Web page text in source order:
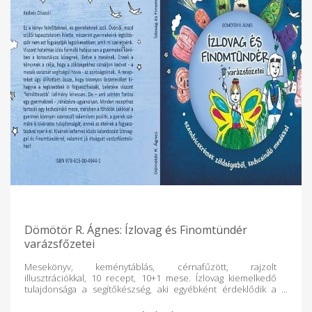
Dömötör R. Ágnes: Ízlovag és Finomtündér
varázsfőzetei
Mesekönyv, keménytáblás, cérnafűzött, rajzolt
illusztrációkkal, 10 recept, 10+1 mese. Ízlovag kiemelkedő
tulajdonsága a segítőkészség, aki egyébként érdeklődik a